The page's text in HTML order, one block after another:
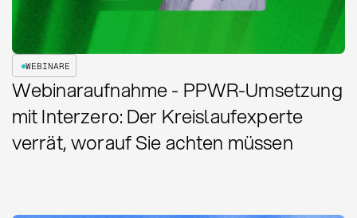
WEBINARE
Webinaraufnahme - PPWR-Umsetzung
mit Interzero: Der Kreislaufexperte
verrät, worauf Sie achten müssen